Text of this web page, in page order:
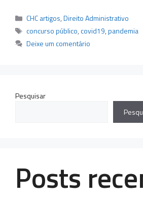
Categorias
CHC artigos,Direito Administrativo
Tags
concurso público,covid19,pandemia
Deixe um comentário
Pesquisar
Posts